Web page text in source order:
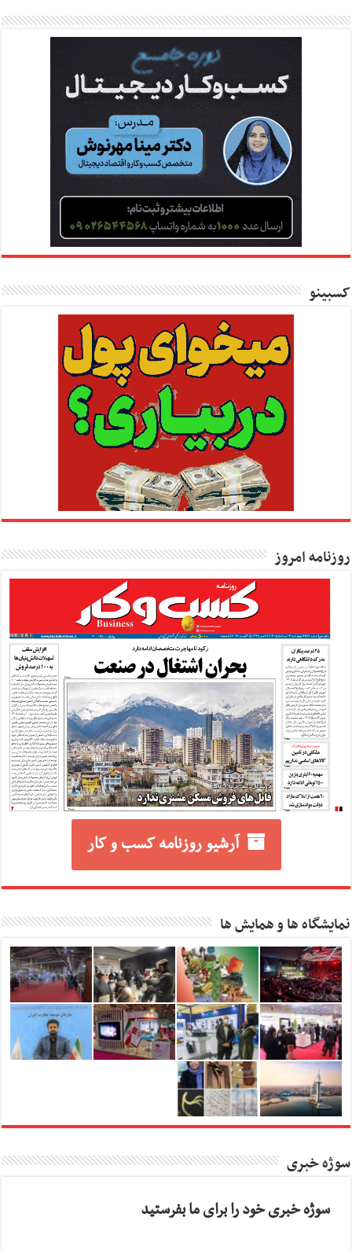
کسبینو
روزنامه امروز
آرشیو روزنامه کسب و کار
نمایشگاه ها و همایش ها
سوژه خبری
سوژه خبری خود را برای ما بفرستید